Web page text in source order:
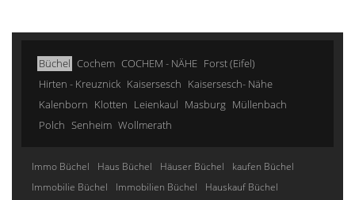
Büchel Cochem COCHEM - NÄHE Forst (Eifel)
Hirten - Kreuznick Kaisersesch Kaisersesch- Nähe
Kalenborn Klotten Leienkaul Masburg Müllenbach
Polch Senheim Wollmerath
Immo Büchel Haus Büchel Häuser Büchel
kaufen Büchel
Immobilie Büchel
Immobilien Büchel
Hauskauf Büchel